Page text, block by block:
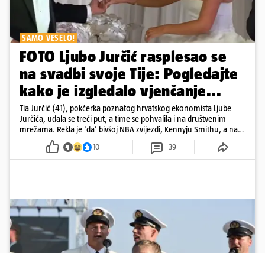
SAMO VESELO!
FOTO Ljubo Jurčić rasplesao se
na svadbi svoje Tije: Pogledajte
kako je izgledalo vjenčanje...
Tia Jurčić (41), pokćerka poznatog hrvatskog ekonomista Ljube
Jurčića, udala se treći put, a time se pohvalila i na društvenim
mrežama. Rekla je 'da' bivšoj NBA zvijezdi, Kennyju Smithu, a na
snimkama i fotografijama je pokazala vesele trenutke s vjenčanja
10 39